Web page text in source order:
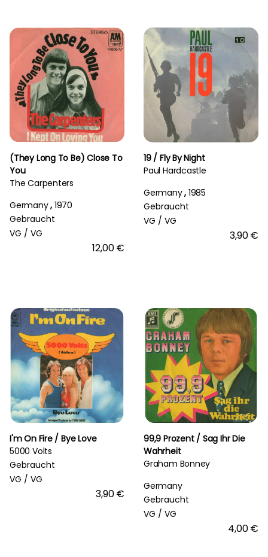
(They Long To Be) Close To
You
The Carpenters
Germany, 1970
Gebraucht
VG / VG
12,00 €
19 / Fly By Night
Paul Hardcastle
Germany, 1985
Gebraucht
VG / VG
3,90 €
I'm On Fire / Bye Love
5000 Volts
Gebraucht
VG / VG
3,90 €
99,9 Prozent / Sag Ihr Die
Wahrheit
Graham Bonney
Germany
Gebraucht
VG / VG
4,00 €